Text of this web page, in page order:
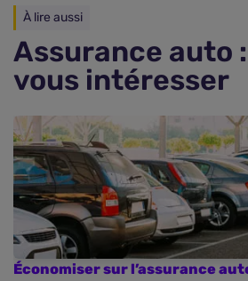
À lire aussi
Assurance auto
vous intéresser
Économiser sur l’assurance